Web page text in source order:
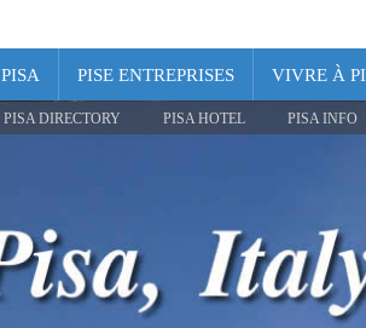
PISA PISE ENTREPRISES VIVRE À
PISA DIRECTORY PISA HOTEL PISA INFO